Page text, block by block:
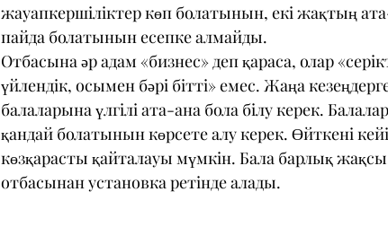
жауапкершіліктер көп болатынын, екі жақтың
пайда болатынын есепке алмайды.
Отбасына әр адам «бизнес» деп қараса, олар
үйлендік, осымен бәрі бітті» емес. Жаңа
балаларына үлгілі ата-ана бола білу керек.
қандай болатынын көрсете алу керек. Өйткені
көзқарасты қайталауы мүмкін. Бала барлық
отбасынан установка ретінде алады.